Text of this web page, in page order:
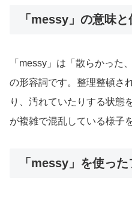
「messy」の意味
「messy」は「散らかった
の形容詞です。整理整頓さ
り、汚れていたりする状態
が複雑で混乱している様子
「messy」を使っ